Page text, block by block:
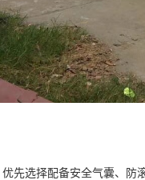
先选择配备安全气囊、